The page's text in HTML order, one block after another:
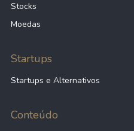
Stocks
Moedas
Startups
Startups e Alternativos
Conteúdo